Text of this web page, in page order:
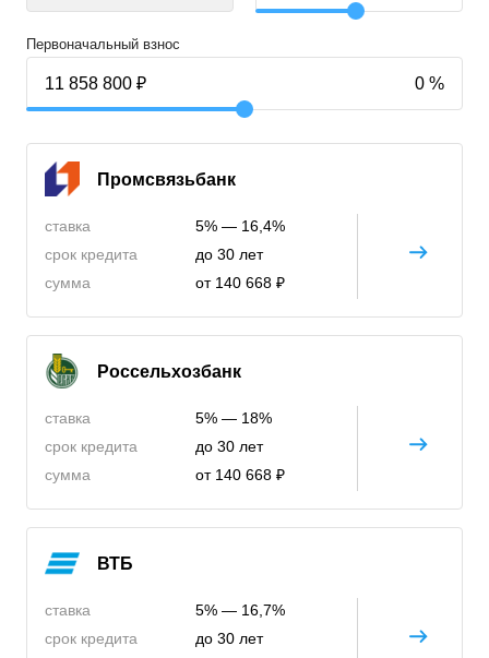
Первоначальный взнос
Промсвязьбанк
ставка
срок кредита
сумма
5% — 16,4%
до 30 лет
от 140 668 ₽
Россельхозбанк
ставка
срок кредита
сумма
5% — 18%
до 30 лет
от 140 668 ₽
ВТБ
ставка
срок кредита
5% — 16,7%
до 30 лет